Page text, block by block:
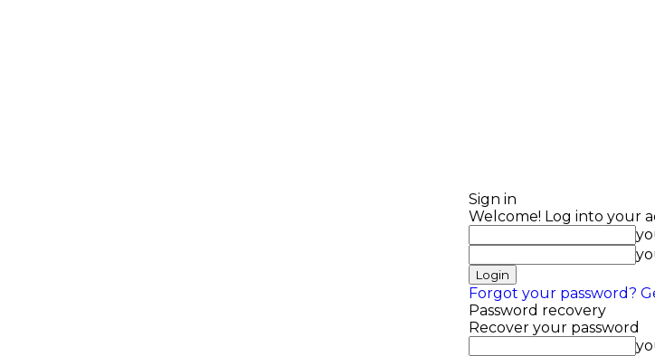
Sign in
Welcome! Log into your
Forgot your password?
Password recovery
Recover your password